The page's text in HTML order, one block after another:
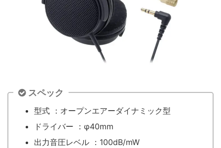
スペック
型式 ：オープンエアーダイナミック型
ドライバー ：φ40mm
出力音圧レベル ：100dB/mW